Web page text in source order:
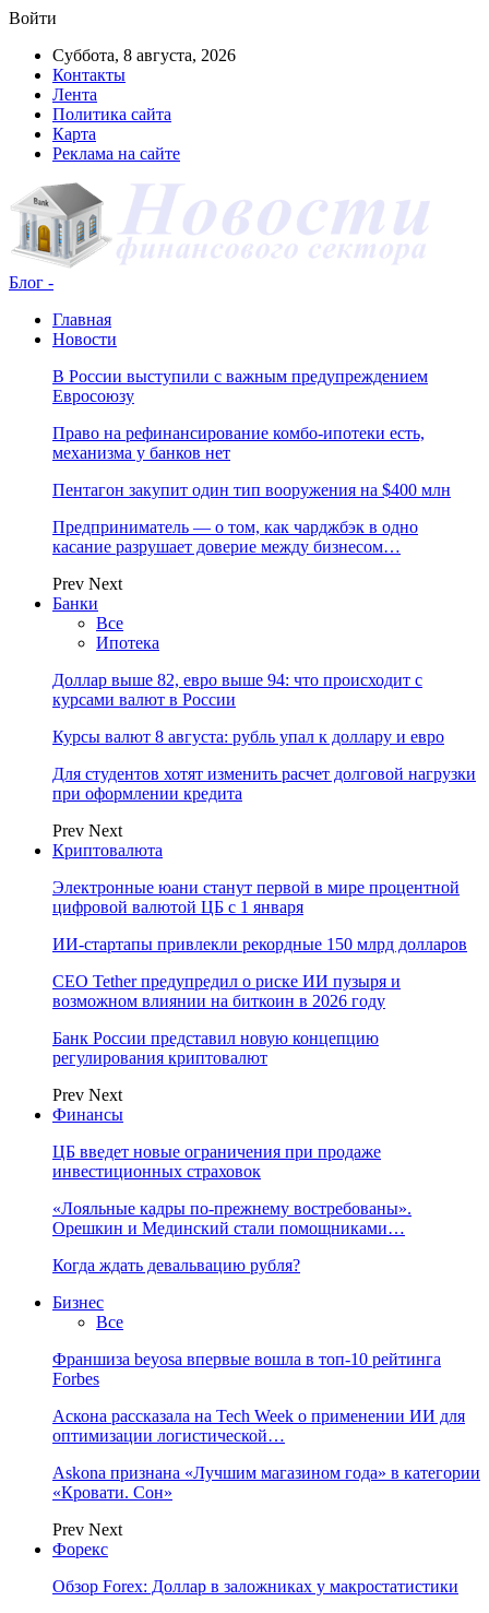
Войти
Суббота, 8 августа, 2026
Контакты
Лента
Политика сайта
Карта
Реклама на сайте
Блог -
Главная
Новости
В России выступили с важным предупреждением
Евросоюзу
Право на рефинансирование комбо-ипотеки есть,
механизма у банков нет
Пентагон закупит один тип вооружения на $400 млн
Предприниматель — о том, как чарджбэк в одно
касание разрушает доверие между бизнесом…
Prev Next
Банки
Все
Ипотека
Доллар выше 82, евро выше 94: что происходит с
курсами валют в России
Курсы валют 8 августа: рубль упал к доллару и евро
Для студентов хотят изменить расчет долговой нагрузки
при оформлении кредита
Prev Next
Криптовалюта
Электронные юани станут первой в мире процентной
цифровой валютой ЦБ с 1 января
ИИ-стартапы привлекли рекордные 150 млрд долларов
CEO Tether предупредил о риске ИИ пузыря и
возможном влиянии на биткоин в 2026 году
Банк России представил новую концепцию
регулирования криптовалют
Prev Next
Финансы
ЦБ введет новые ограничения при продаже
инвестиционных страховок
«Лояльные кадры по-прежнему востребованы».
Орешкин и Мединский стали помощниками…
Когда ждать девальвацию рубля?
Бизнес
Все
Франшиза beyosa впервые вошла в топ-10 рейтинга
Forbes
Аскона рассказала на Tech Week о применении ИИ для
оптимизации логистической…
Askona признана «Лучшим магазином года» в категории
«Кровати. Сон»
Prev Next
Форекс
Обзор Forex: Доллар в заложниках у макростатистики